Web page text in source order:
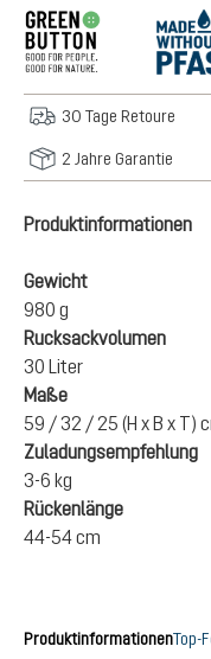
30 Tage Retoure
2 Jahre Garantie
Produktinformationen
Gewicht
980 g
Rucksackvolumen
30 Liter
Maße
59 / 32 / 25 (H x B x T)
Zuladungsempfehlung
3-6 kg
Rückenlänge
44-54 cm
ProduktinformationenTop-